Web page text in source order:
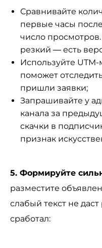
Сравнивайте
первые часы
число
резкий — есть
Используйте
поможет
пришли заявки;
Запрашивайте у
канала за
скачки в
признак
5. Формируйте
разместите
слабый текст не
сработал: